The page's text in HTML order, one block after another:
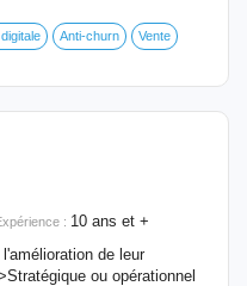
Anti-churn Vente
: 10 ans et +
de leur
ou opérationnel